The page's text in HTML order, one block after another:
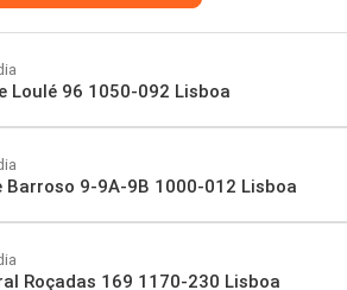
Loulé 96 1050-092 Lisboa
Barroso 9-9A-9B 1000-012 Lisboa
Roçadas 169 1170-230 Lisboa